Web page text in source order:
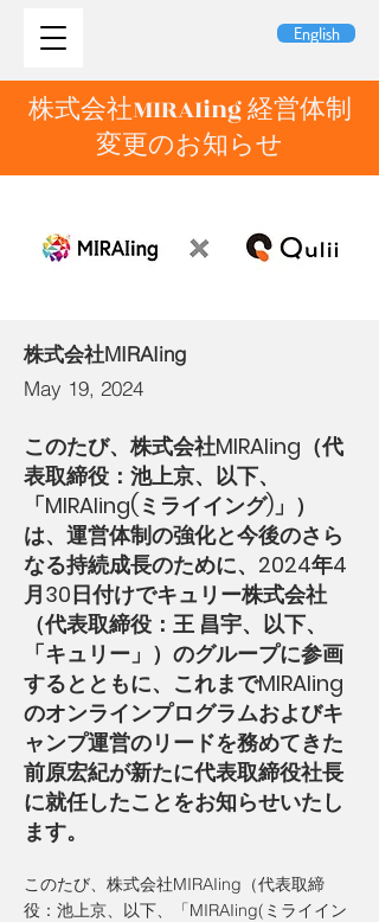
English
株式会社MIRAIing 経営体制
変更のお知らせ
株式会社MIRAIing
May 19, 2024
このたび、株式会社MIRAIing（代
表取締役：池上京、以下、
「MIRAIing(ミライイング)」）
は、運営体制の強化と今後のさら
なる持続成長のために、2024年4
月30日付けでキュリー株式会社
（代表取締役：王 昌宇、以下、
「キュリー」）のグループに参画
するとともに、これまでMIRAIing
のオンラインプログラムおよびキ
ャンプ運営のリードを務めてきた
前原宏紀が新たに代表取締役社長
に就任したことをお知らせいたし
ます。
このたび、株式会社MIRAIing（代表取締
役：池上京、以下、「MIRAIing(ミライイン